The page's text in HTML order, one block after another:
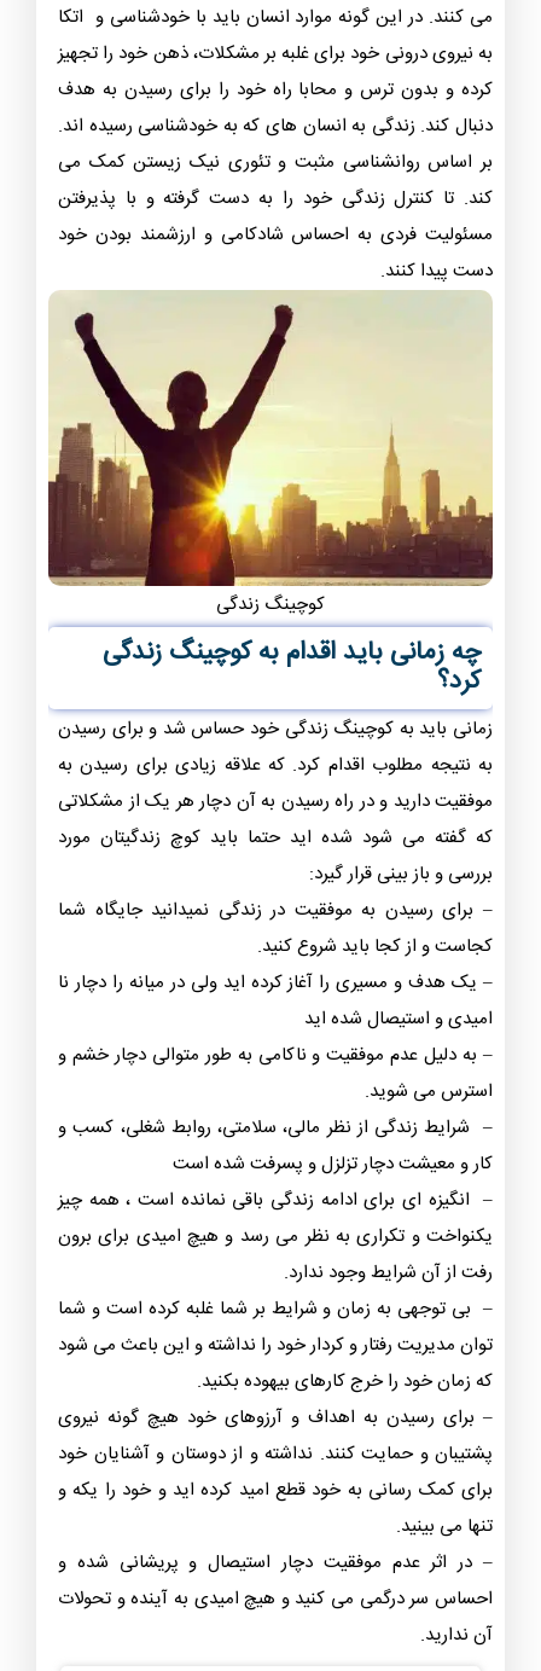
می کنند. در این گونه موارد انسان باید با خودشناسی و اتکا
به نیروی درونی خود برای غلبه بر مشکلات، ذهن خود را تجهیز
کرده و بدون ترس و محابا راه خود را برای رسیدن به هدف
دنبال ‌کند. زندگی به انسان های که به خودشناسی رسیده اند.
بر اساس روانشناسی مثبت و تئوری نیک زیستن کمک می
کند. تا کنترل زندگی خود را به دست گرفته و با پذیرفتن
مسئولیت فردی به احساس شادکامی و ارزشمند بودن خود
دست پیدا کنند.
کوچینگ زندگی
چه زمانی باید اقدام به کوچینگ زندگی
کرد؟
زمانی باید به کوچینگ زندگی خود حساس شد و برای رسیدن
به نتیجه مطلوب اقدام کرد. که علاقه زیادی برای رسیدن به
موفقیت دارید و در راه رسیدن به آن دچار هر یک از مشکلاتی
که گفته می شود شده اید حتما باید کوچ زندگیتان مورد
بررسی و باز بینی قرار گیرد:
– برای رسیدن به موفقیت در زندگی نمیدانید جایگاه شما
کجاست و از کجا باید شروع کنید.
– یک هدف و مسیری را آغاز کرده اید ولی در میانه را دچار نا
امیدی و استیصال شده اید
– به دلیل عدم موفقیت و ناکامی به طور متوالی دچار خشم و
استرس می شوید.
– شرایط زندگی از نظر مالی، سلامتی، روابط شغلی، کسب و
کار و معیشت دچار تزلزل و پسرفت شده است
– انگیزه ای برای ادامه زندگی باقی نمانده است ، همه چیز
یکنواخت و تکراری به نظر می رسد و هیچ امیدی برای برون
رفت از آن شرایط وجود ندارد.
– بی توجهی به زمان و شرایط بر شما غلبه کرده است و شما
توان مدیریت رفتار و کردار خود را نداشته و این باعث می شود
که زمان خود را خرج کارهای بیهوده بکنید.
– برای رسیدن به اهداف و آرزوهای خود هیچ گونه نیروی
پشتیبان و حمایت کنند. نداشته و از دوستان و آشنایان خود
برای کمک رسانی به خود قطع امید کرده اید و خود را یکه و
تنها می بینید.
– در اثر عدم موفقیت دچار استیصال و پریشانی شده و
احساس سر درگمی می کنید و هیچ امیدی به آینده و تحولات
آن ندارید.